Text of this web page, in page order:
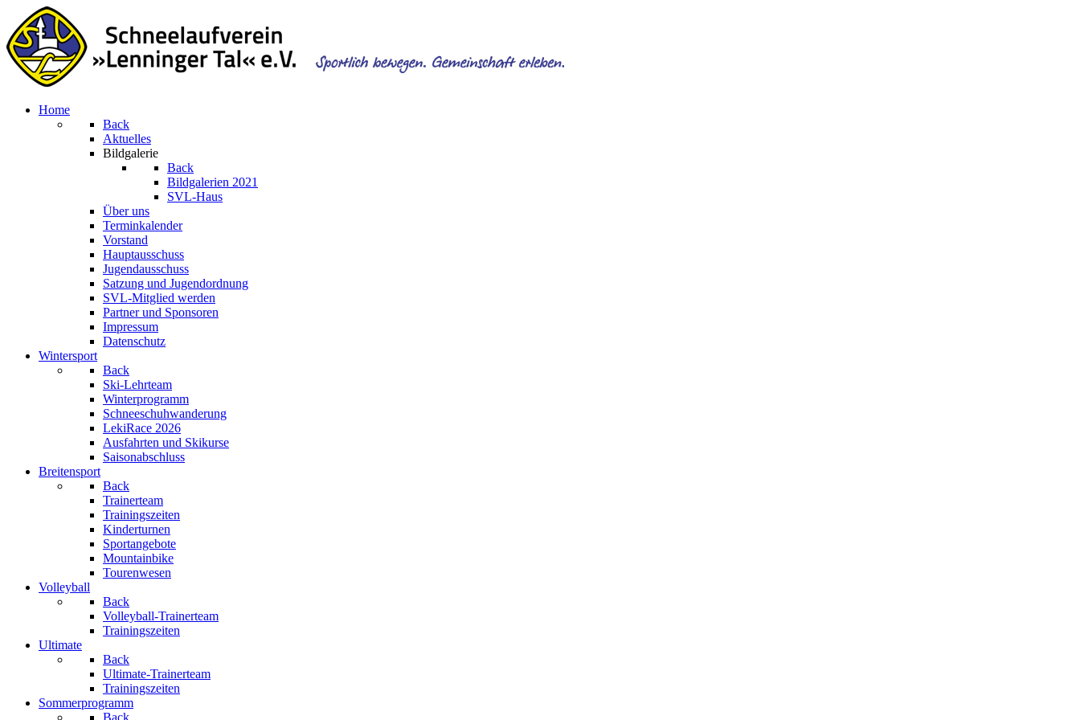
Home
Back
Aktuelles
Bildgalerie
Back
Bildgalerien 2021
SVL-Haus
Über uns
Terminkalender
Vorstand
Hauptausschuss
Jugendausschuss
Satzung und Jugendordnung
SVL-Mitglied werden
Partner und Sponsoren
Impressum
Datenschutz
Wintersport
Back
Ski-Lehrteam
Winterprogramm
Schneeschuhwanderung
LekiRace 2026
Ausfahrten und Skikurse
Saisonabschluss
Breitensport
Back
Trainerteam
Trainingszeiten
Kinderturnen
Sportangebote
Mountainbike
Tourenwesen
Volleyball
Back
Volleyball-Trainerteam
Trainingszeiten
Ultimate
Back
Ultimate-Trainerteam
Trainingszeiten
Sommerprogramm
Back